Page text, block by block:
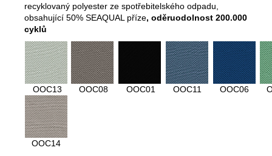
recyklovaný polyester ze spotřebitelského odpadu,
obsahující 50% SEAQUAL příze, oděruodolnost 200.000
cyklů
OOC13 OOC08 OOC01 OOC11 OOC06
OOC14